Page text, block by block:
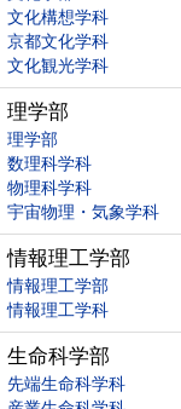
文化構想学科
京都文化学科
文化観光学科
理学部
理学部
数理科学科
物理科学科
宇宙物理・気象学科
情報理工学部
情報理工学部
情報理工学科
生命科学部
先端生命科学科